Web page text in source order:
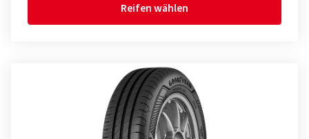
Reifen wählen